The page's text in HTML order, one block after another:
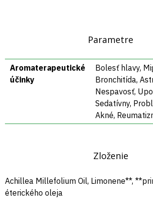
Parametre
Aromaterapeutické
účinky
Bolesť hlavy,
Bronchitída,
Nespavosť,
Sedatívny,
Akné,
Zloženie
Achillea Millefolium Oil, Limonene**,
éterického oleja